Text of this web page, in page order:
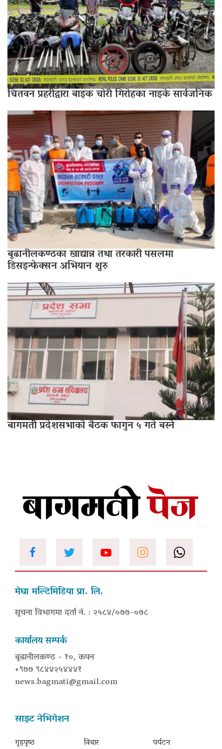
चितवन प्रहरीद्वारा बाइक चोरी गिरोहका नाइके सार्वजनिक
बूढानीलकण्ठका खाद्यान्न तथा तरकारी पसलमा
डिसइन्फेक्सन अभियान शुरु
बागमती प्रदेशसभाको बैठक फागुन ५ गते बस्ने
मेघा मल्टिमिडिया प्रा. लि.
सूचना विभागमा दर्ता नं. : २५८४/०७७-०७८
कार्यालय सम्पर्क
बूढानीलकण्ठ - १०, कपन
+९७७ ९८४४२५४४४१
news.bagmati@gmail.com
साइट नेभिगेशन
गृहपृष्‍ठ विचार पर्यटन